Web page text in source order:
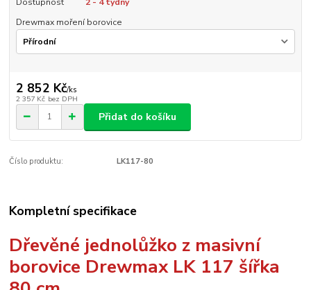
Dostupnost
2 - 4 týdny
Drewmax moření borovice
2 852 Kč/ks
2 357 Kč bez DPH
Přidat do košíku
Číslo produktu: LK117-80
Kompletní specifikace
Dřevěné jednolůžko z masivní
borovice Drewmax LK 117 šířka